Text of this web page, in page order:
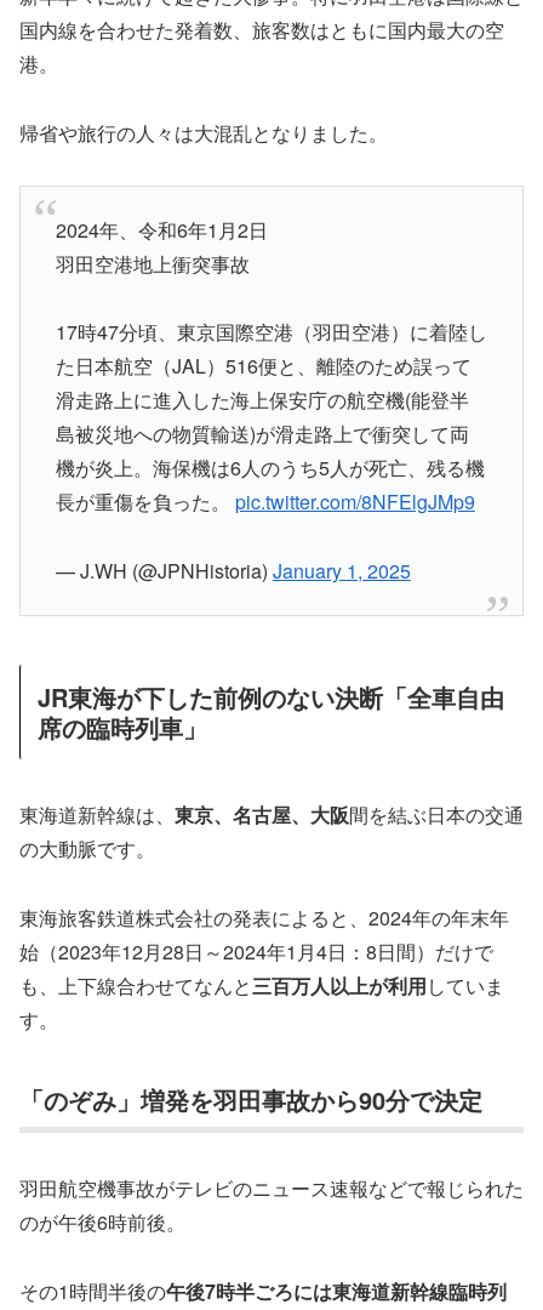
国内線を合わせた発着数、旅客数はともに国内最大の空
港。
帰省や旅行の人々は大混乱となりました。
2024年、令和6年1月2日
羽田空港地上衝突事故
17時47分頃、東京国際空港（羽田空港）に着陸し
た日本航空（JAL）516便と、離陸のため誤って
滑走路上に進入した海上保安庁の航空機(能登半
島被災地への物質輸送)が滑走路上で衝突して両
機が炎上。海保機は6人のうち5人が死亡、残る機
長が重傷を負った。 pic.twitter.com/8NFElgJMp9
— J.WH (@JPNHistoria) January 1, 2025
JR東海が下した前例のない決断「全車自由
席の臨時列車」
東海道新幹線は、 東京、名古屋、大阪間を結ぶ日本の交通
の大動脈です。
東海旅客鉄道株式会社の発表によると、2024年の年末年
始（2023年12月28日～2024年1月4日：8日間）だけで
も、上下線合わせてなんと三百万人以上が利用していま
す。
「のぞみ」増発を羽田事故から90分で決定
羽田航空機事故がテレビのニュース速報などで報じられた
のが午後6時前後。
その1時間半後の午後7時半ごろには東海道新幹線臨時列